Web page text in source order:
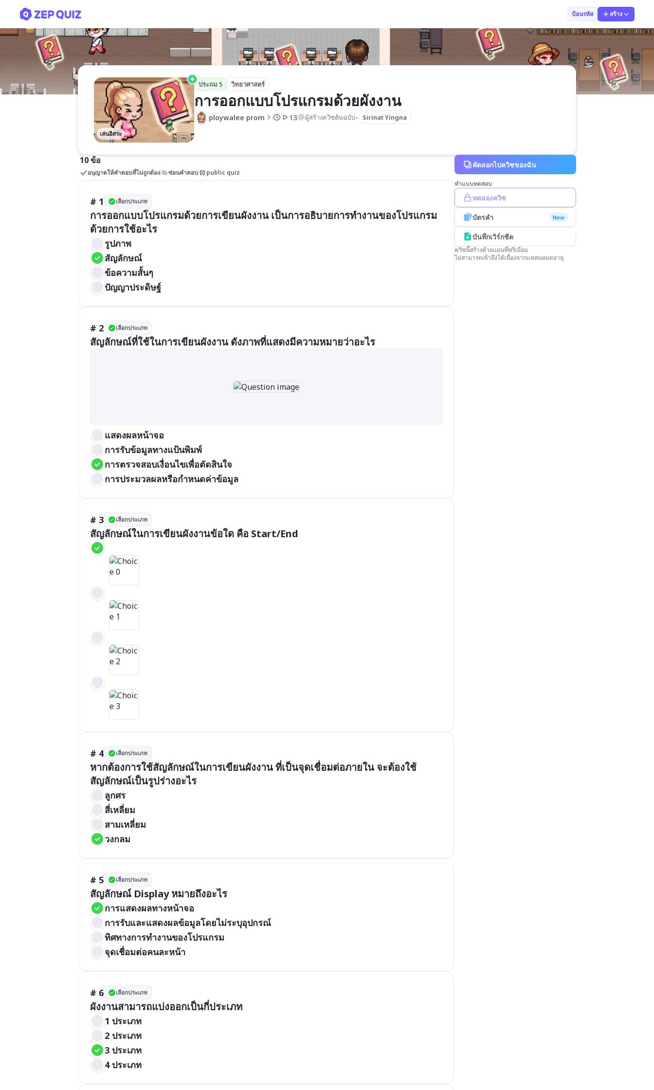
ป้อนรหัส สร้าง
เล่นอิสระ
ประถม 5 วิทยาศาสตร์
การออกแบบโปรแกรมด้วยผังงาน
ploywalee prom 13 ผู้สร้างควิซต้นฉบับ- Sirinat Yingna
10 ข้อ
อนุญาตให้คำตอบที่ไม่ถูกต้อง ซ่อนคำตอบ public quiz
# 1 เลือกประเภท
การออกแบบโปรแกรมด้วยการเขียนผังงาน เป็นการอธิบายการทำงานของโปรแกรม
ด้วยการใช้อะไร
รูปภาพ
สัญลักษณ์
ข้อความสั้นๆ
ปัญญาประดิษฐ์
# 2 เลือกประเภท
สัญลักษณ์ที่ใช้ในการเขียนผังงาน ดังภาพที่แสดงมีความหมายว่าอะไร
แสดงผลหน้าจอ
การรับข้อมูลทางแป้นพิมพ์
การตรวจสอบเงื่อนไขเพื่อตัดสินใจ
การประมวลผลหรือกำหนดค่าข้อมูล
# 3 เลือกประเภท
สัญลักษณ์ในการเขียนผังงานข้อใด คือ Start/End
# 4 เลือกประเภท
หากต้องการใช้สัญลักษณ์ในการเขียนผังงาน ที่เป็นจุดเชื่อมต่อภายใน จะต้องใช้
สัญลักษณ์เป็นรูปร่างอะไร
ลูกศร
สี่เหลี่ยม
สามเหลี่ยม
วงกลม
# 5 เลือกประเภท
สัญลักษณ์ Display หมายถึงอะไร
การแสดงผลทางหน้าจอ
การรับและแสดงผลข้อมูลโดยไม่ระบุอุปกรณ์
ทิศทางการทำงานของโปรแกรม
จุดเชื่อมต่อคนละหน้า
# 6 เลือกประเภท
ผังงานสามารถแบ่งออกเป็นกี่ประเภท
1 ประเภท
2 ประเภท
3 ประเภท
4 ประเภท
คัดลอกไปควิซของฉัน
ทำแบบทดสอบ
ทดลองควิซ
บัตรคำ New
บันทึกเวิร์กชีต
ควิซนี้สร้างด้วยแผนที่พรีเมียม
ไม่สามารถเข้าถึงได้เนื่องจากแพลนหมดอายุ